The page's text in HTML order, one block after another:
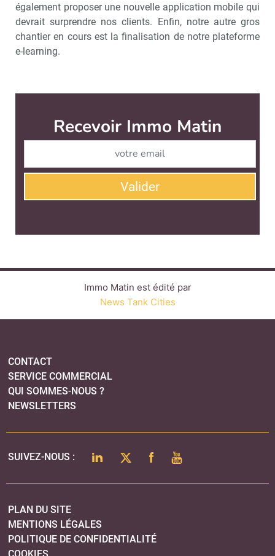
également proposer une nouvelle application mobile qui
devrait surprendre nos clients. Enfin, notre autre gros
chantier en cours est la finalisation de notre plateforme
e-learning.
Recevoir Immo Matin
Valider
Immo Matin est édité par
News Tank Cities
CONTACT
SERVICE COMMERCIAL
QUI SOMMES-NOUS ?
NEWSLETTERS
SUIVEZ-NOUS : LINKEDINTWITTERFACEBOOK
YOUTUBE
PLAN DU SITE
MENTIONS LÉGALES
POLITIQUE DE CONFIDENTIALITÉ
COOKIES